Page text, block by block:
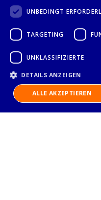
Folge uns auf
UNBEDINGT
TARGETING
UNKLASSIFIZIERTE
DETAILS ANZEIGEN
ALLE AKZEPTIEREN